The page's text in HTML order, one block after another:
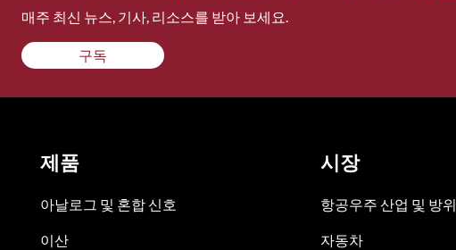
매주 최신 뉴스, 기사, 리소스를 받아 보세요.
구독
제품
아날로그 및 혼합 신호
이산
시장
항공우주 산업 및 방위
자동차